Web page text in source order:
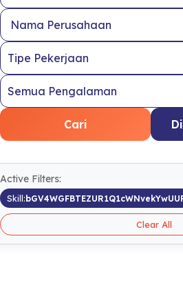
Nama Perusahaan
Cari
Active Filters:
Skill:
Clear All